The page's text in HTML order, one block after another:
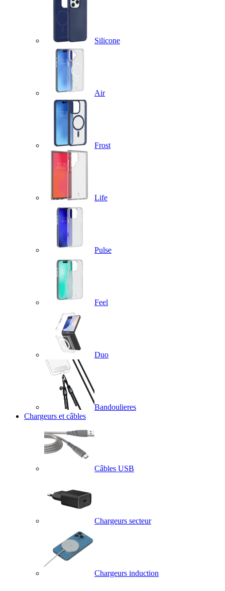
Silicone
Air
Frost
Life
Pulse
Feel
Duo
Bandoulieres
Chargeurs et câbles
Câbles USB
Chargeurs secteur
Chargeurs induction